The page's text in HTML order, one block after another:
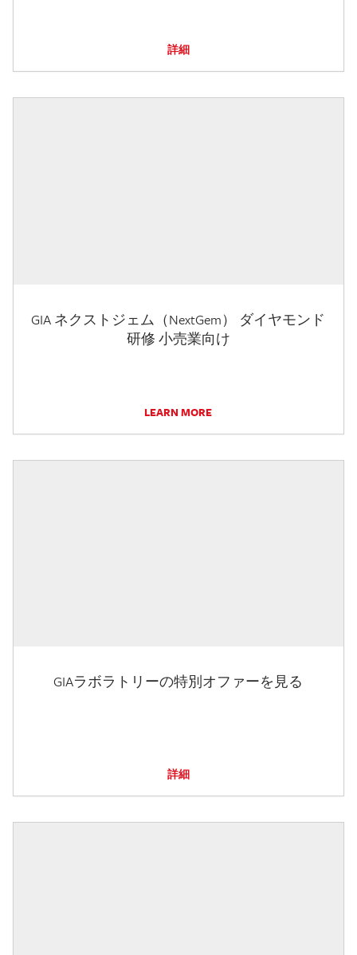
詳細
GIA ネクストジェム（NextGem） ダイヤモンド
研修 小売業向け
LEARN MORE
GIAラボラトリーの特別オファーを見る
詳細